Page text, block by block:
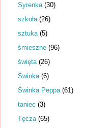
Syrenka (30)
szkoła (26)
sztuka (5)
śmieszne (96)
święta (26)
Świnka (6)
Świnka Peppa (61)
taniec (3)
Tęcza (65)